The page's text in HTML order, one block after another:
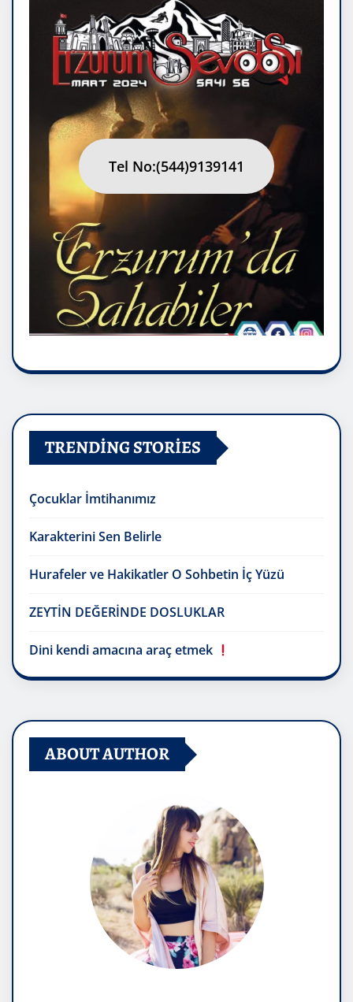
Tel No:(544)9139141
TRENDING STORIES
Çocuklar İmtihanımız
Karakterini Sen Belirle
Hurafeler ve Hakikatler O Sohbetin İç Yüzü
ZEYTİN DEĞERİNDE DOSLUKLAR
Dini kendi amacına araç etmek
ABOUT AUTHOR